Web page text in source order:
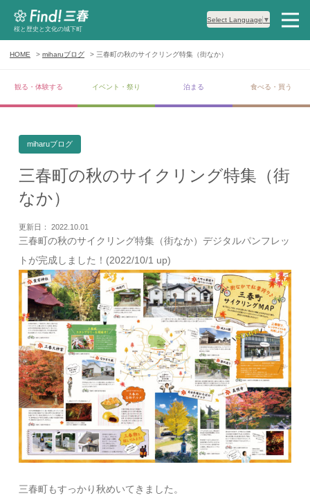
桜と歴史と文化の城下町
Select Language ▼
HOME miharuブログ 三春町の秋のサイクリング特集（街なか）
観る・体験する イベント・祭り 泊まる 食べる・買う
miharuブログ
三春町の秋のサイクリング特集（街
なか）
更新日： 2022.10.01
三春町の秋のサイクリング特集（街なか）デジタルパンフレッ
トが完成しました！(2022/10/1 up)
三春町もすっかり秋めいてきました。